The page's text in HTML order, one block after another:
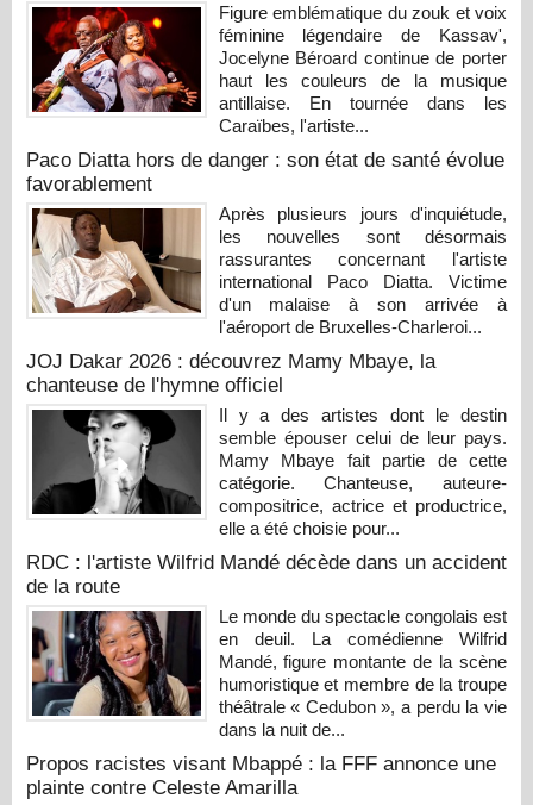
Figure emblématique du zouk et voix
féminine légendaire de Kassav',
Jocelyne Béroard continue de porter
haut les couleurs de la musique
antillaise. En tournée dans les
Caraïbes, l'artiste...
Paco Diatta hors de danger : son état de santé évolue
favorablement
Après plusieurs jours d'inquiétude,
les nouvelles sont désormais
rassurantes concernant l'artiste
international Paco Diatta. Victime
d'un malaise à son arrivée à
l'aéroport de Bruxelles-Charleroi...
JOJ Dakar 2026 : découvrez Mamy Mbaye, la
chanteuse de l'hymne officiel
Il y a des artistes dont le destin
semble épouser celui de leur pays.
Mamy Mbaye fait partie de cette
catégorie. Chanteuse, auteure-
compositrice, actrice et productrice,
elle a été choisie pour...
RDC : l'artiste Wilfrid Mandé décède dans un accident
de la route
Le monde du spectacle congolais est
en deuil. La comédienne Wilfrid
Mandé, figure montante de la scène
humoristique et membre de la troupe
théâtrale « Cedubon », a perdu la vie
dans la nuit de...
Propos racistes visant Mbappé : la FFF annonce une
plainte contre Celeste Amarilla